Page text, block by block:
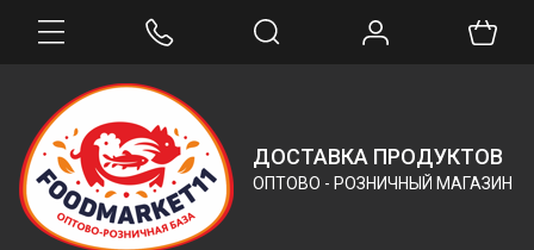
ДОСТАВКА ПРОДУКТОВ
ОПТОВО - РОЗНИЧНЫЙ МАГАЗИН